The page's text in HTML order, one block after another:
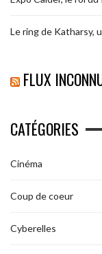
Le ring de Katharsy,
FLUX
CATÉGORIES
Cinéma
Coup de coeur
Cyberelles